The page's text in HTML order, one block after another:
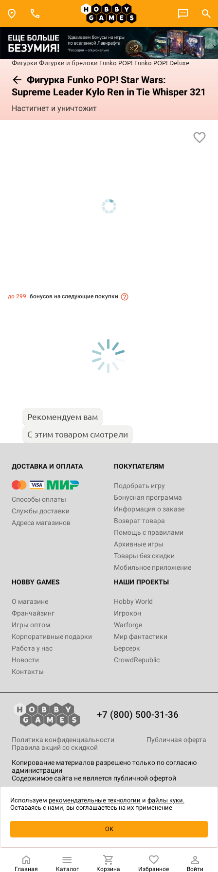
Фигурки Фигурки и брелоки Funko POP! Funko POP! Deluxe
Фигурка Funko POP! Star Wars:
Supreme Leader Kylo Ren in Tie Whisper 321
Настигнет и уничтожит
Уведомить о наличии
до 299 бонусов на следующие покупки
Рекомендуем вам
С этим товаром смотрели
ДОСТАВКА И ОПЛАТА
Способы оплаты
Службы доставки
Адреса магазинов
ПОКУПАТЕЛЯМ
Подобрать игру
Бонусная программа
Информация о заказе
Возврат товара
Помощь с правилами
Архивные игры
Товары без скидки
Мобильное приложение
HOBBY GAMES
О магазине
Франчайзинг
Игры оптом
Корпоративные подарки
Работа у нас
Новости
Контакты
НАШИ ПРОЕКТЫ
Hobby World
Игрокон
Warforge
Мир фантастики
Берсерк
CrowdRepublic
+7 (800) 500-31-36
Копирование материалов разрешено только по согласию
администрации
Содержимое сайта не является публичной офертой
Политика конфиденциальности
Публичная оферта
Правила акций со скидкой
технологии.
Главная Каталог Корзина Избранное Войти
Используем рекомендательные технологии и файлы куки.
Оставаясь с нами, вы соглашаетесь на их применение
OK